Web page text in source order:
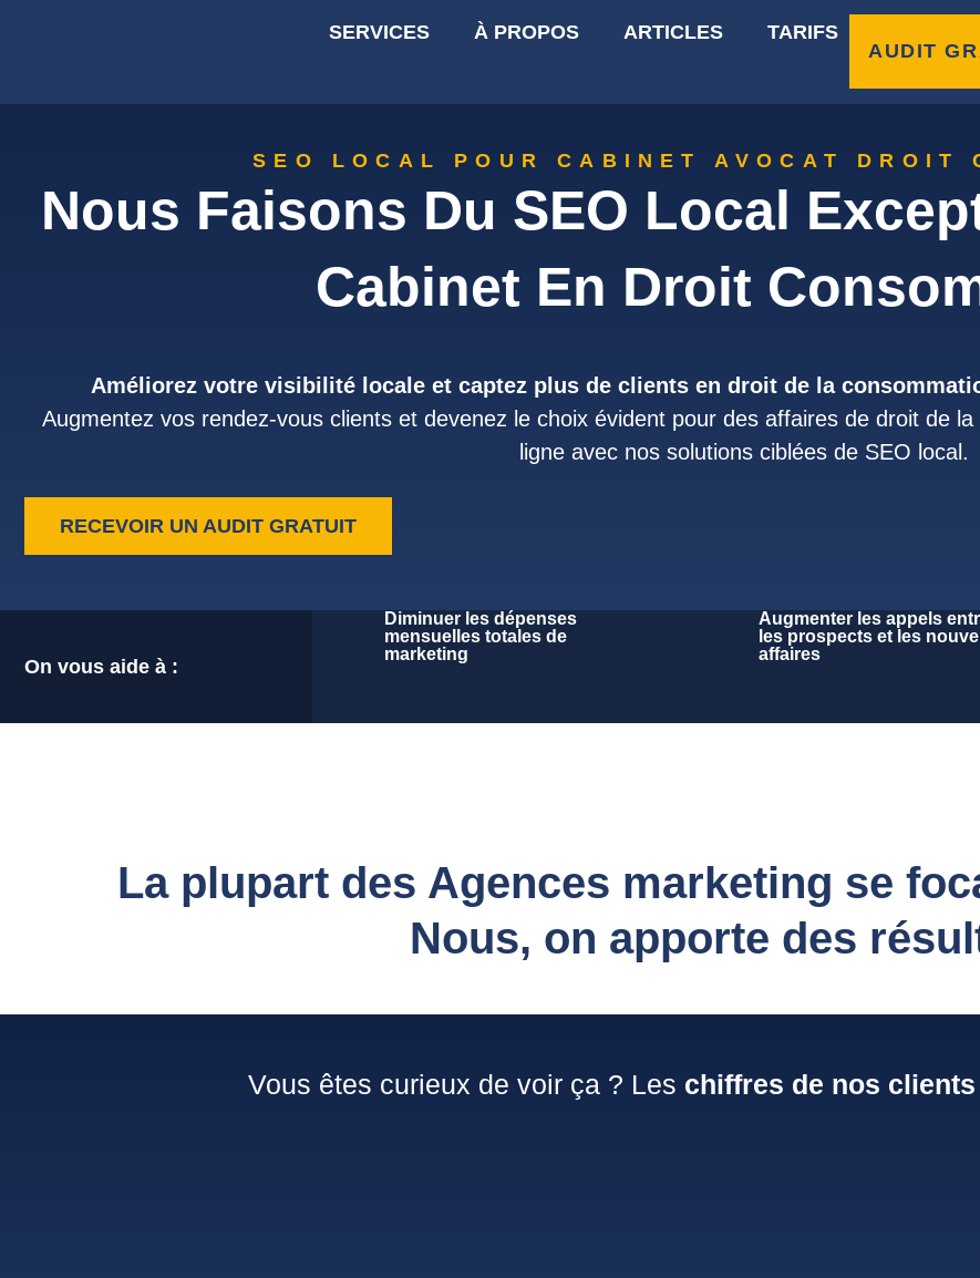
SERVICES À PROPOS ARTICLES
TARIFS
AUDIT
SEO LOCAL POUR CABINET AVOCAT DROIT
Nous Faisons Du SEO Local
Cabinet En Droit
Améliorez votre visibilité locale et captez plus de clients en droit de la
Augmentez vos rendez-vous clients et devenez le choix évident pour des affaires de droit de
ligne avec nos solutions ciblées de SEO local.
RECEVOIR UN AUDIT GRATUIT
On vous aide à :
Diminuer les dépenses
mensuelles totales de
marketing
Augmenter les appels
les prospects et les
affaires
La plupart des Agences marketing se
Nous, on apporte des
Vous êtes curieux de voir ça ? Les chiffres de nos clients